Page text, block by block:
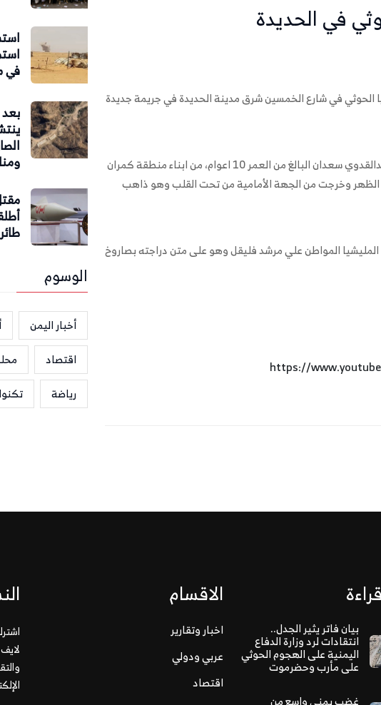
في الحديدة
قناص مليشيا الحوثي في شارع الخمسين شرق مدينة الحديدة في جريمة جديدة
وقال مصدر طبي في مستشفى الدريهمي، إن الطفل مراد عبدالقدوي سعدان البالغ من العمر 10 اعوام، من ابناء منطقة كمران
وخرجت من الجهة الأمامية من تحت القلب وهو ذاهب
المواطن علي مرشد فليقل وهو على متن دراجته بصاروخ
https://
في
الوسوم
أخبار اليمن
اقتصاد
رياضة
بيان فاتر يثير الجدل..
انتقادات لرد وزارة الدفاع
اليمنية على الهجوم الحوثي
على مأرب وحضرموت
غضب يمني واسع من
الاقسام
اخبار وتقارير
عربي ودولي
اقتصاد